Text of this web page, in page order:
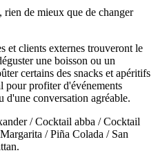
de mieux que de changer
et clients externes trouveront le
une boisson ou un
certains des snacks et apéritifs
pour profiter d'événements
d'une conversation agréable.
/ Cocktail abba / Cocktail
/ Piña Colada / San